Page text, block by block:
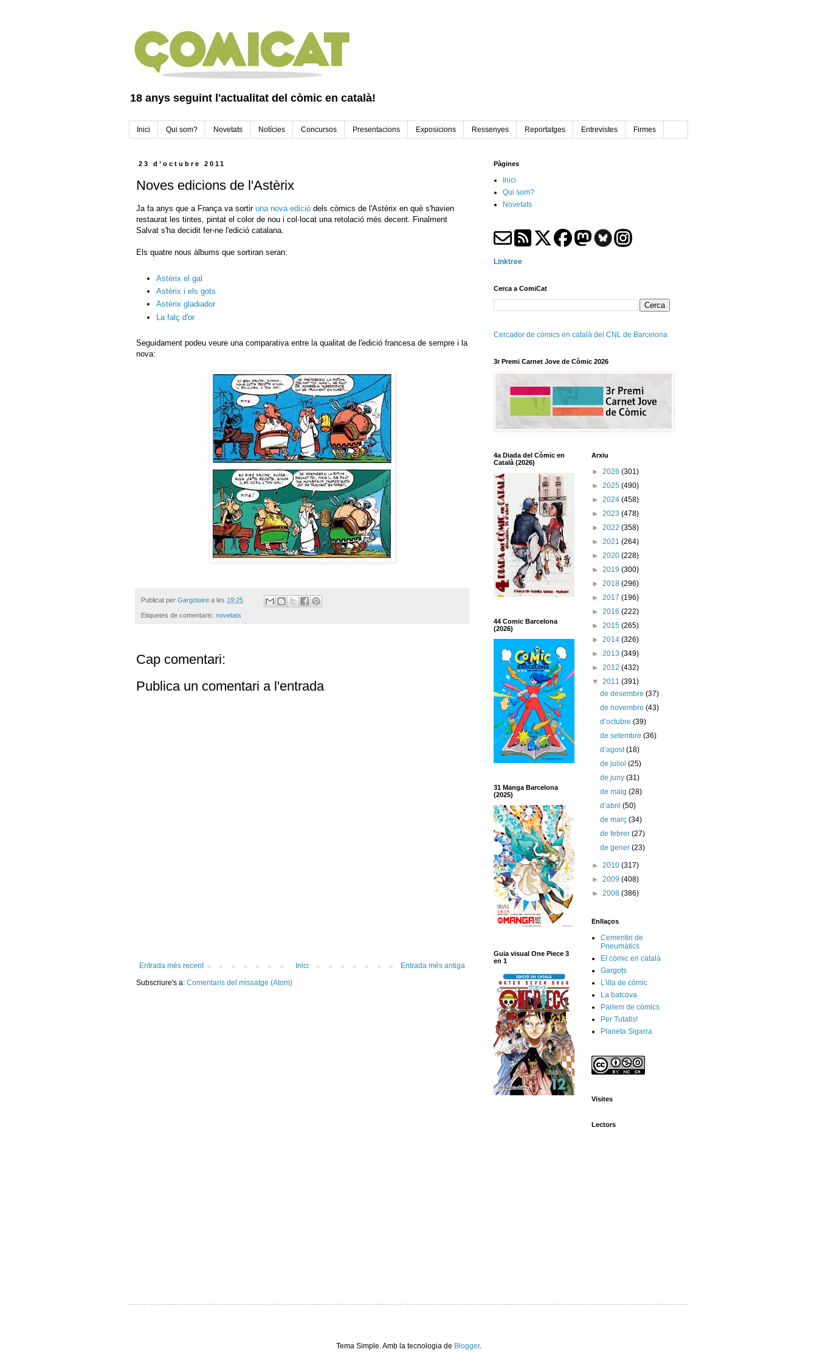
18 anys seguint l'actualitat del còmic en català!
Inici Qui som? Novetats Notícies Concursos Presentacions Exposicions Ressenyes Reportatges Entrevistes Firmes
23 d’octubre 2011
Noves edicions de l'Astèrix
Ja fa anys que a França va sortir una nova edició dels còmics de l'Astèrix en què s'havien
restaurat les tintes, pintat el color de nou i col·locat una retolació més decent. Finalment
Salvat s'ha decidit fer-ne l'edició catalana.
Els quatre nous àlbums que sortiran seran:
Astèrix el gal
Astèrix i els gots
Astèrix gladiador
La falç d'or
Seguidament podeu veure una comparativa entre la qualitat de l'edició francesa de sempre i la
nova:
Publicat per Gargotaire a les 19:25
Etiquetes de comentaris: novetats
Cap comentari:
Publica un comentari a l'entrada
Entrada més recent Entrada més antiga
Inici
Subscriure's a: Comentaris del missatge (Atom)
Pàgines
Inici
Qui som?
Novetats
Linktree
Cerca a ComiCat
Cercador de còmics en català del CNL de Barcelona
3r Premi Carnet Jove de Còmic 2026
4a Diada del Còmic en
Català (2026)
44 Comic Barcelona
(2026)
31 Manga Barcelona
(2025)
Guia visual One Piece 3
en 1
Arxiu
► 2026 (301)
► 2025 (490)
► 2024 (458)
► 2023 (478)
► 2022 (358)
► 2021 (264)
► 2020 (228)
► 2019 (300)
► 2018 (296)
► 2017 (196)
► 2016 (222)
► 2015 (265)
► 2014 (326)
► 2013 (349)
► 2012 (432)
▼ 2011 (391)
de desembre(37)
de novembre(43)
d’octubre(39)
de setembre(36)
d’agost(18)
de juliol(25)
de juny(31)
de maig(28)
d’abril(50)
de març(34)
de febrer(27)
de gener(23)
► 2010 (317)
► 2009 (408)
► 2008 (386)
Enllaços
Cementiri de
Pneumàtics
El còmic en català
Gargots
L'illa de còmic
La batcova
Parlem de còmics
Per Tutatis!
Planeta Sigarra
Visites
Lectors
Tema Simple. Amb la tecnologia de Blogger.